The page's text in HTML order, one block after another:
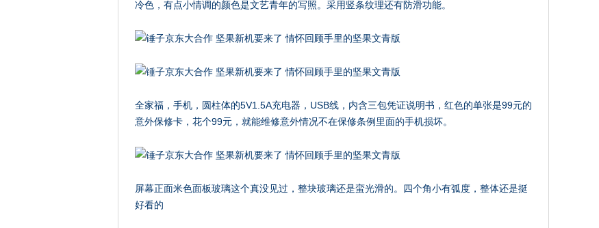
冷色，有点小情调的颜色是文艺青年的写照。采用竖条纹理还有防滑功能。
全家福，手机，圆柱体的5V1.5A充电器，USB线，内含三包凭证说明书，红色的单张是99元的
意外保修卡，花个99元，就能维修意外情况不在保修条例里面的手机损坏。
屏幕正面米色面板玻璃这个真没见过，整块玻璃还是蛮光滑的。四个角小有弧度，整体还是挺
好看的